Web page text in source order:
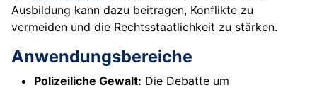
Ausbildung kann dazu beitragen, Konflikte zu
vermeiden und die Rechtsstaatlichkeit zu stärken.
Anwendungsbereiche
Polizeiliche Gewalt: Die Debatte um